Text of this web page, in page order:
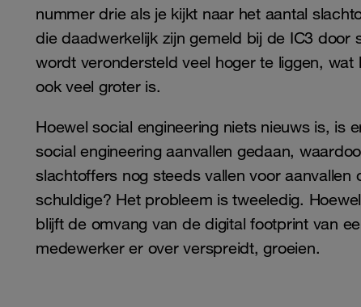
nummer drie als je kijkt naar het aantal
die daadwerkelijk zijn gemeld bij de IC3 door
wordt verondersteld veel hoger te liggen,
ook veel groter is.
Hoewel social engineering niets nieuws is, is
social engineering aanvallen gedaan,
slachtoffers nog steeds vallen voor
schuldige? Het probleem is tweeledig.
blijft de omvang van de digital footprint van
medewerker er over verspreidt, groeien.